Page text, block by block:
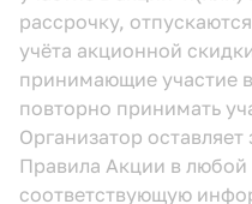
рассрочку,
учёта акционной
принимающие участие
повторно принимать
Организатор
Правила Акции в
соответствующую